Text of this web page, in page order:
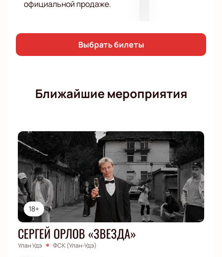
официальной продаже.
Выбрать билеты
Ближайшие мероприятия
18+
СЕРГЕЙ ОРЛОВ «ЗВЕЗДА»
Улан Удэ ФСК (Улан-Удэ)